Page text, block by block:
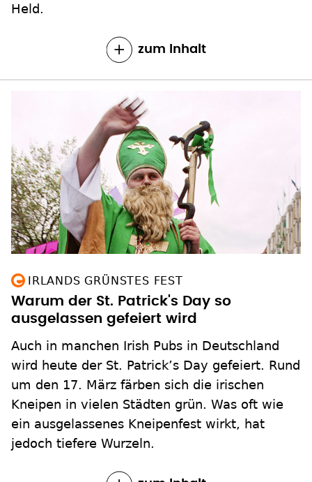
Held.
zum Inhalt
IRLANDS GRÜNSTES FEST
Warum der St. Patrick's Day so
ausgelassen gefeiert wird
Auch in manchen Irish Pubs in Deutschland
wird heute der St. Patrick’s Day gefeiert. Rund
um den 17. März färben sich die irischen
Kneipen in vielen Städten grün. Was oft wie
ein ausgelassenes Kneipenfest wirkt, hat
jedoch tiefere Wurzeln.